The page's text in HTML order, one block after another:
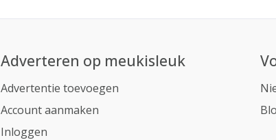
Adverteren op meukisleuk
Advertentie toevoegen
Account aanmaken
Inloggen